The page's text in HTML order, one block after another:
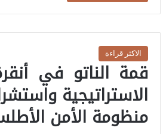
الاكثر قراءة
قمة الناتو في
الاستراتيجية
منظومة الأمن